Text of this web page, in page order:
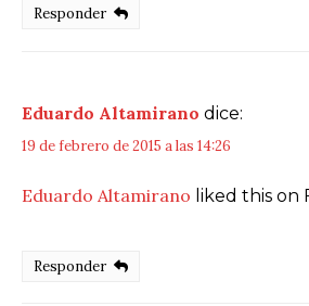
Responder
Eduardo Altamirano dice:
19 de febrero de 2015 a las 14:26
Eduardo Altamirano liked this on
Responder